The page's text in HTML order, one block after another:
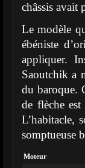
châssis avait
Le modèle
ébéniste
appliquer.
Saoutchik a
du baroque.
de flèche
L’habitacle,
somptueuse
Moteur